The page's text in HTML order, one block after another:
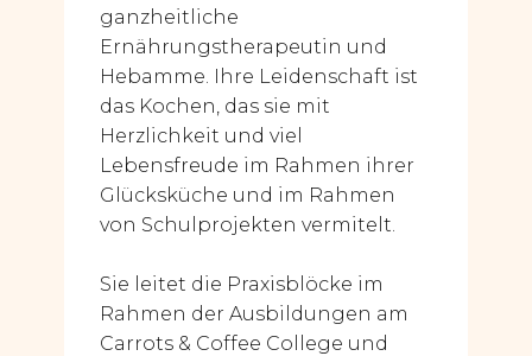
ganzheitliche
Ernährungstherapeutin und
Hebamme. Ihre Leidenschaft ist
das Kochen, das sie mit
Herzlichkeit und viel
Lebensfreude im Rahmen ihrer
Glücksküche und im Rahmen
von Schulprojekten vermitelt.
Sie leitet die Praxisblöcke im
Rahmen der Ausbildungen am
Carrots & Coffee College und